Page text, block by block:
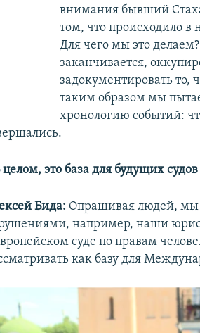
внимания бывший
том, что происходило в
Для чего мы это
заканчивается,
задокументировать то,
таким образом мы
хронологию событий:
целом, это база для будущих
Бида: Опрашивая людей, мы
например, наши
суде по правам
как базу для